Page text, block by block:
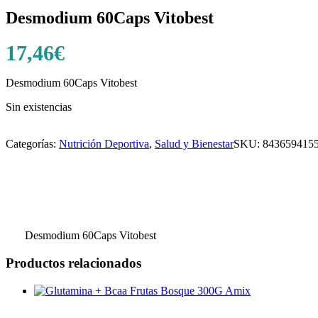
Desmodium 60Caps Vitobest
17,46€
Desmodium 60Caps Vitobest
Sin existencias
Categorías: Nutrición Deportiva, Salud y BienestarSKU:
Desmodium 60Caps Vitobest
Productos relacionados